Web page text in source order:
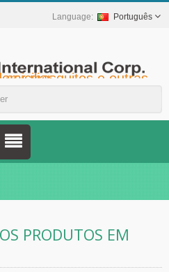
Português
prevenção e controle do diabetes, soluções para prevenção de doenças transmitidas por mosquitos e outras aplicações de saúde domiciliar.
PRODUTOS EM